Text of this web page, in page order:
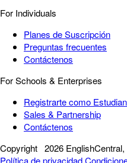
For Individuals
Planes de Suscripción
Preguntas frecuentes
Contáctenos
For Schools & Enterprises
Registrarte como
Sales & Partnership
Contáctenos
Copyright 2026 EnglishCentral,